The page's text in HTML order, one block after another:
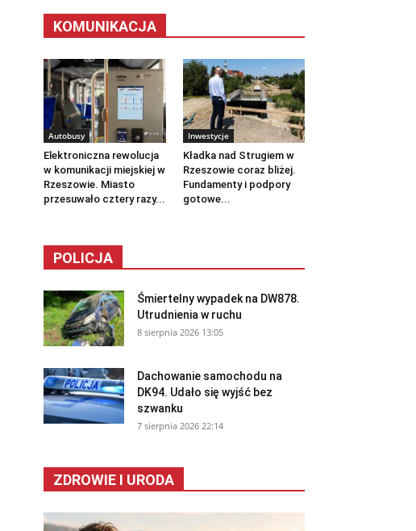
KOMUNIKACJA
Autobusy
Elektroniczna rewolucja
w komunikacji miejskiej w
Rzeszowie. Miasto
przesuwało cztery razy...
Inwestycje
Kładka nad Strugiem w
Rzeszowie coraz bliżej.
Fundamenty i podpory
gotowe...
POLICJA
Śmiertelny wypadek na DW878.
Utrudnienia w ruchu
8 sierpnia 2026 13:05
Dachowanie samochodu na
DK94. Udało się wyjść bez
szwanku
7 sierpnia 2026 22:14
ZDROWIE I URODA